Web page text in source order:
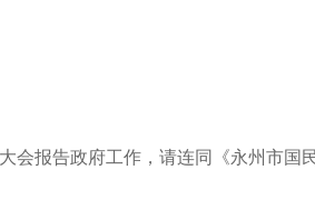
会报告政府工作，请连同《永州市